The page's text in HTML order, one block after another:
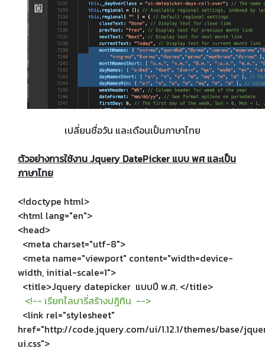
เปลี่ยนชื่อวัน และเดือนเป็นภาษาไทย
ตัวอย่างการใช้งาน Jquery DatePicker แบบ พศ และเป็น
ภาษาไทย
<!doctype html>
<html lang="en">
<head>
<meta charset="utf-8">
<meta name="viewport" content="width=device-
width, initial-scale=1">
<title>Jquery datepicker แบบปี พ.ศ. </title>
<!-- เรียกไลบารี่สร้างปฎิทิน -->
<link rel="stylesheet"
href="http://code.jquery.com/ui/1.12.1/themes/base/
ui.css">